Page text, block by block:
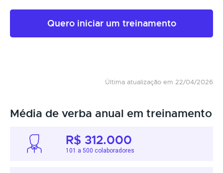
Quero iniciar um treinamento
Última atualização em 22/04/2026
Média de verba anual em treinamento
R$ 312.000
101 a 500 colaboradores